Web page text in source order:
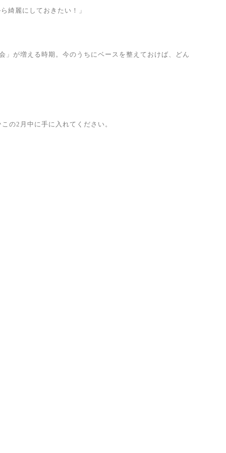
綺麗にしておきたい！」
が増える時期。今のうちにベースを整えておけば、どん
の2月中に手に入れてください。